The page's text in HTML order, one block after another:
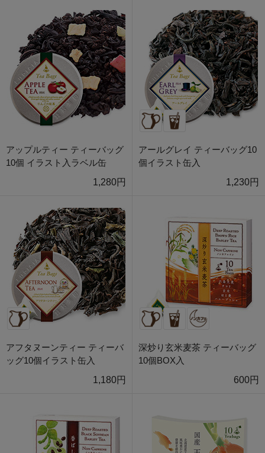
アップルティー ティーバッグ
10個 イラスト入ラベル缶
1,280円
アールグレイ ティーバッグ10
個イラスト缶入
1,230円
アフタヌーンティー ティーバ
ッグ10個イラスト缶入
1,180円
深炒り玄米麦茶 ティーバッグ
10個BOX入
600円